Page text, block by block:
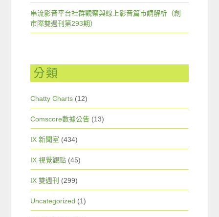
串流影音平台社群觀察與線上影音篇市調解析（創
市際雙週刊第293期）
分類
Chatty Charts (12)
Comscore數據公告 (13)
IX 新聞室 (434)
IX 視覺觀點 (45)
IX 雙週刊 (299)
Uncategorized (1)